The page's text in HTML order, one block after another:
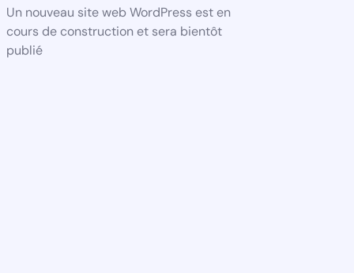
Un nouveau site web WordPress est en
cours de construction et sera bientôt
publié